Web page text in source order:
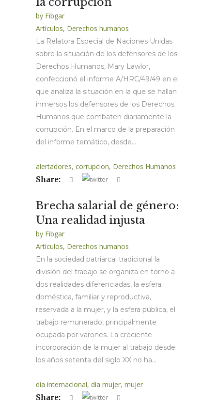
by Fibgar
Artículos, Derechos humanos
La Relatora Especial de Naciones Unidas
sobre la situación de los defensores de los
Derechos Humanos, Mary Lawlor,
confeccionó el informe A/HRC/49/49 en el
que analiza la situación en la que se hallan
inmersos los defensores de los Derechos
Humanos que combaten diariamente la
corrupción. En el marco de la preparación
del informe temático, desde...
alertadores, corrupcion, Derechos Humanos
Share:
Brecha salarial de género:
Una realidad injusta
by Fibgar
Artículos, Derechos humanos
En la sociedad patriarcal tradicional la
división del trabajo se organiza en torno a
dos realidades diferenciadas, la esfera
doméstica, familiar y reproductiva,
reservada a la mujer, y la esfera pública, el
trabajo remunerado, principalmente
ocupada por varones. La creciente
incorporación de la mujer al trabajo desde
los años setenta del siglo XX no ha...
día internacional, día mujer, mujer
Share: